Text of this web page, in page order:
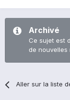
Archivé
Ce sujet est
de nouvelles
Aller sur la liste